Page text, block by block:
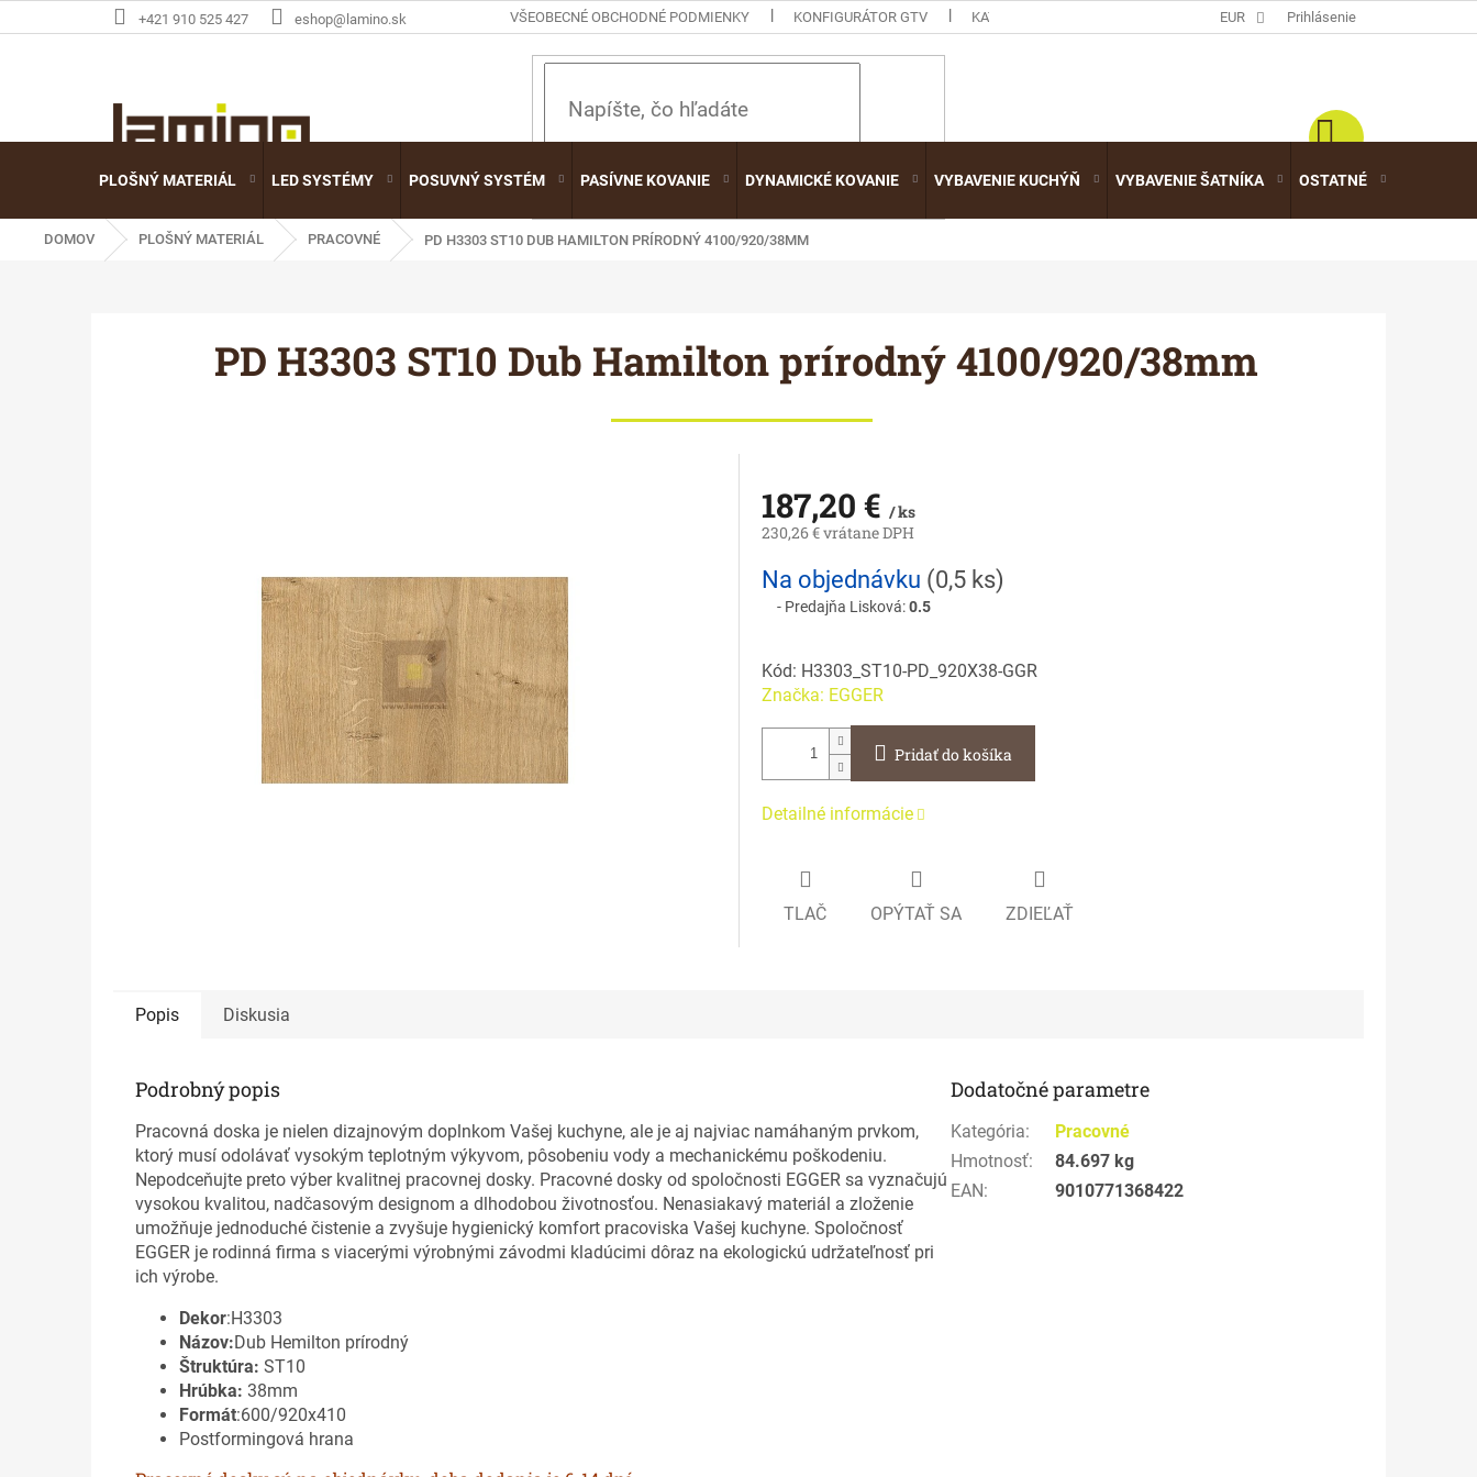
na
+421 910 525 427 eshop@lamino.sk VŠEOBECNÉ OBCHODNÉ PODMIENKY KONFIGURÁTOR GTV KATALÓGY EUR Prihlásenie
HĽADAŤ
PLOŠNÝ MATERIÁL LED SYSTÉMY POSUVNÝ SYSTÉM PASÍVNE KOVANIE DYNAMICKÉ KOVANIE VYBAVENIE KUCHÝŇ VYBAVENIE ŠATNÍKA OSTATNÉ
DOMOV PLOŠNÝ MATERIÁL PRACOVNÉ PD H3303 ST10 DUB HAMILTON PRÍRODNÝ 4100/920/38MM
PD H3303 ST10 Dub Hamilton prírodný 4100/920/38mm
187,20 € / ks
230,26 € vrátane DPH
Jednotková
cena:
Na objednávku (0,5 ks)
Predajňa Lisková:0.5
Kód: H3303_ST10-PD_920X38-GGR
Značka: EGGER
Pridať do košíka
Detailné informácie
TLAČ OPÝTAŤ SA ZDIEĽAŤ
Popis Diskusia
Podrobný popis
Pracovná doska je nielen dizajnovým doplnkom Vašej kuchyne, ale je aj najviac namáhaným prvkom,
ktorý musí odolávať vysokým teplotným výkyvom, pôsobeniu vody a mechanickému poškodeniu.
Nepodceňujte preto výber kvalitnej pracovnej dosky. Pracovné dosky od spoločnosti EGGER sa vyznačujú
vysokou kvalitou, nadčasovým designom a dlhodobou životnosťou. Nenasiakavý materiál a zloženie
umožňuje jednoduché čistenie a zvyšuje hygienický komfort pracoviska Vašej kuchyne. Spoločnosť
EGGER je rodinná firma s viacerými výrobnými závodmi kladúcimi dôraz na ekologickú udržateľnosť pri
ich výrobe.
Dekor:H3303
Názov:Dub Hemilton prírodný
Štruktúra: ST10
Hrúbka: 38mm
Formát:600/920x410
Postformingová hrana
Dodatočné parametre
Kategória:
Pracovné
Hmotnosť:
84.697 kg
EAN: 9010771368422